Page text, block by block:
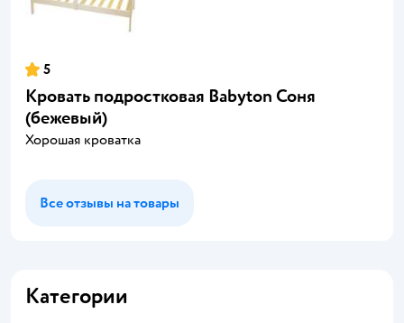
5
Кровать подростковая Babyton Соня
(бежевый)
Хорошая кроватка
Все отзывы на товары
Категории